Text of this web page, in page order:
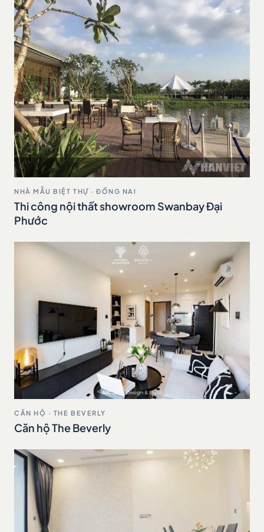
NHÀ MẪU BIỆT THỰ · ĐỒNG NAI
Thi công nội thất showroom Swanbay Đại
Phước
CĂN HỘ · THE BEVERLY
Căn hộ The Beverly